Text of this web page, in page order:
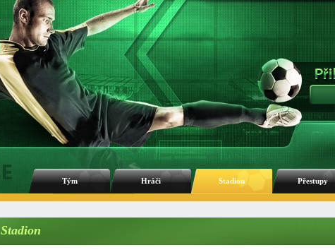
Tým Hráči Stadion Přestupy
Stadion